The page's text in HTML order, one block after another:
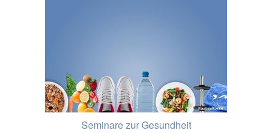
Seminare zur Gesundheit